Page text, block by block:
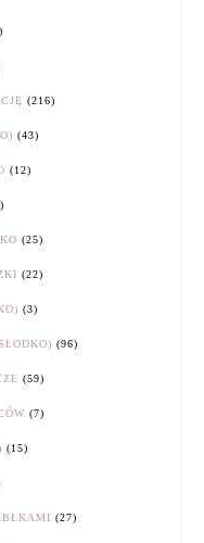
(216)
(43)
(12)
(25)
(22)
(3)
(96)
(59)
(7)
(15)
(27)